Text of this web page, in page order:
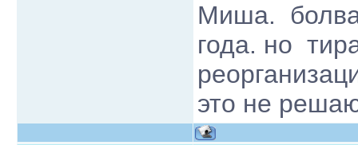
Миша.
года. но
это не